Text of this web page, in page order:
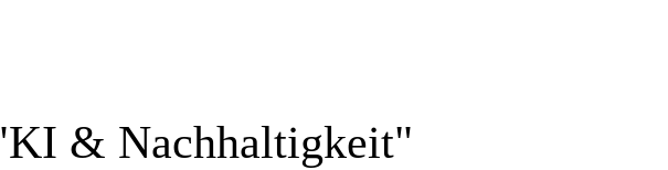
& Nachhaltigkeit"